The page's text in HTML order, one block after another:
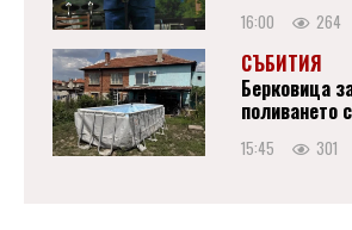
16:00 264
СЪБИТИЯ
Берковица
поливането
15:45 301